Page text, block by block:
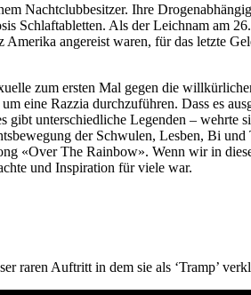
Nachtclubbesitzer. Ihre
Schlaftabletten. Als der Leichnam am
angereist waren, für das letzte
zum ersten Mal gegen die
eine Razzia durchzuführen. Dass es
unterschiedliche Legenden –
der Schwulen, Lesben, Bi
«Over The Rainbow». Wenn wir in
und Inspiration für viele war.
raren Auftritt in dem sie als ‘Tramp’